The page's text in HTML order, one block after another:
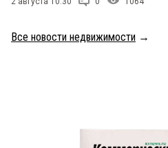
Все новости недвижимости →